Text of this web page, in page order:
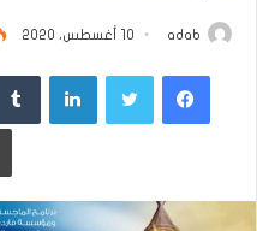
adab 10 أغسطس، 2020
فيسبوكتويتر لينكدإن